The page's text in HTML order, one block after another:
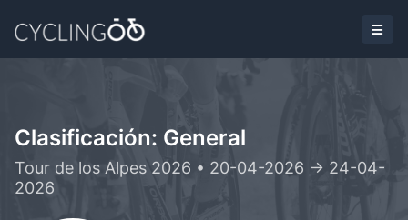
Clasificación: General
Tour de los Alpes 2026 • 20-04-2026 -> 24-04-
2026